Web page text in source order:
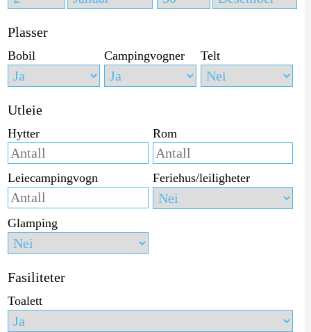
Plasser
Bobil Campingvogner Telt
Utleie
Hytter Rom
Leiecampingvogn Feriehus/leiligheter
Glamping
Fasiliteter
Toalett